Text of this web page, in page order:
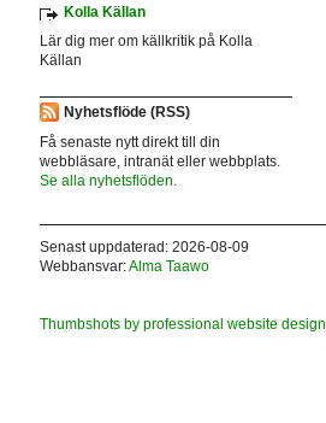
Kolla Källan
Lär dig mer om källkritik på Kolla
Källan
Nyhetsflöde (RSS)
Få senaste nytt direkt till din
webbläsare, intranät eller webbplats.
Se alla nyhetsflöden.
Senast uppdaterad: 2026-08-09
Webbansvar:Alma Taawo
Thumbshots by professional website design